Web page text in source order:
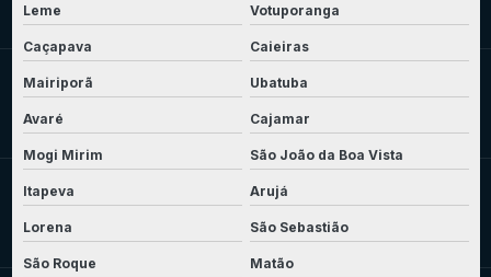
Leme Votuporanga
Caçapava Caieiras
Mairiporã Ubatuba
Avaré Cajamar
Mogi Mirim São João da Boa Vista
Itapeva Arujá
Lorena São Sebastião
São Roque Matão